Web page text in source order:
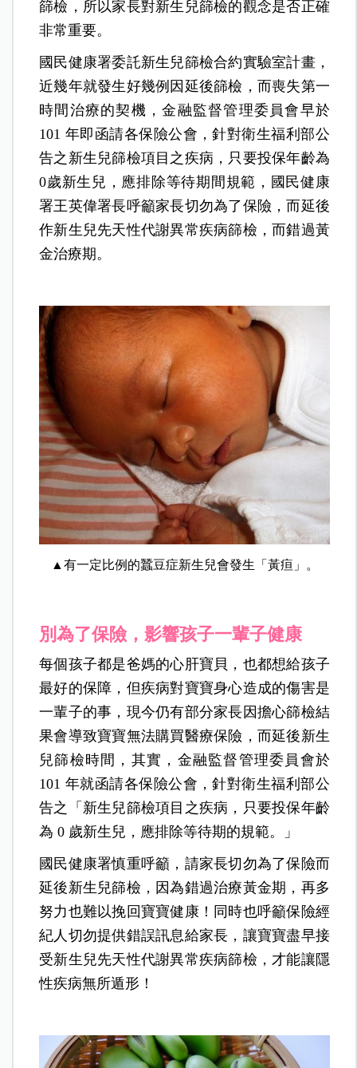
篩檢，所以家長對新生兒篩檢的觀念是否正確
非常重要。
國民健康署委託新生兒篩檢合約實驗室計畫，
近幾年就發生好幾例因延後篩檢，而喪失第一
時間治療的契機，金融監督管理委員會早於
101 年即函請各保險公會，針對衛生福利部公
告之新生兒篩檢項目之疾病，只要投保年齡為
0歲新生兒，應排除等待期間規範，國民健康
署王英偉署長呼籲家長切勿為了保險，而延後
作新生兒先天性代謝異常疾病篩檢，而錯過黃
金治療期。
▲有一定比例的蠶豆症新生兒會發生「黃疸」。
別為了保險，影響孩子一輩子健康
每個孩子都是爸媽的心肝寶貝，也都想給孩子
最好的保障，但疾病對寶寶身心造成的傷害是
一輩子的事，現今仍有部分家長因擔心篩檢結
果會導致寶寶無法購買醫療保險，而延後新生
兒篩檢時間，其實，金融監督管理委員會於
101 年就函請各保險公會，針對衛生福利部公
告之「新生兒篩檢項目之疾病，只要投保年齡
為 0 歲新生兒，應排除等待期的規範。」
國民健康署慎重呼籲，請家長切勿為了保險而
延後新生兒篩檢，因為錯過治療黃金期，再多
努力也難以挽回寶寶健康！同時也呼籲保險經
紀人切勿提供錯誤訊息給家長，讓寶寶盡早接
受新生兒先天性代謝異常疾病篩檢，才能讓隱
性疾病無所遁形！